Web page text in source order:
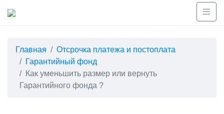
Главная
Отсрочка платежа и постоплата
Гарантийный фонд
Как уменьшить размер или вернуть
Гарантийного фонда ?